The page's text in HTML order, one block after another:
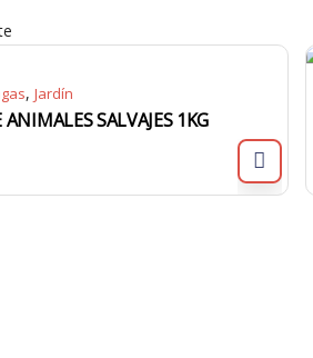
, Jardín
ANIMALES SALVAJES 1KG